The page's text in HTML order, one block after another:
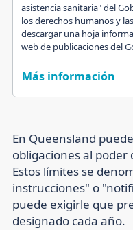
asistencia sanitaria" del
los derechos humanos y
descargar una hoja
web de publicaciones del
Más información
En Queensland
obligaciones al poder
Estos límites se
instrucciones" o
puede exigirle que
designado cada año.